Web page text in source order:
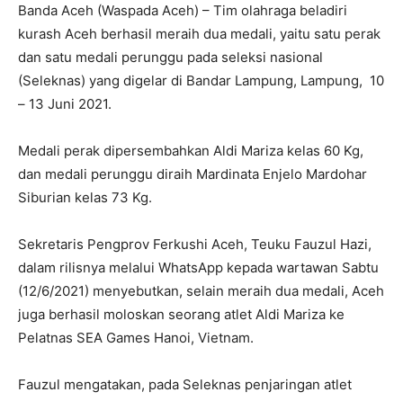
Banda Aceh (Waspada Aceh) – Tim olahraga beladiri
kurash Aceh berhasil meraih dua medali, yaitu satu perak
dan satu medali perunggu pada seleksi nasional
(Seleknas) yang digelar di Bandar Lampung, Lampung, 10
– 13 Juni 2021.
Medali perak dipersembahkan Aldi Mariza kelas 60 Kg,
dan medali perunggu diraih Mardinata Enjelo Mardohar
Siburian kelas 73 Kg.
Sekretaris Pengprov Ferkushi Aceh, Teuku Fauzul Hazi,
dalam rilisnya melalui WhatsApp kepada wartawan Sabtu
(12/6/2021) menyebutkan, selain meraih dua medali, Aceh
juga berhasil moloskan seorang atlet Aldi Mariza ke
Pelatnas SEA Games Hanoi, Vietnam.
Fauzul mengatakan, pada Seleknas penjaringan atlet